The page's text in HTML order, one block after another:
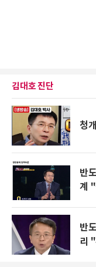
김대호 진단
청
반도
계
반
리